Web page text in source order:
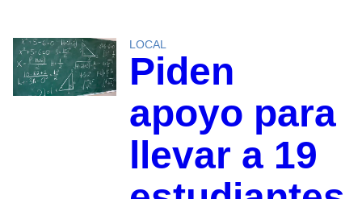
LOCAL
Piden
apoyo para
llevar a 19